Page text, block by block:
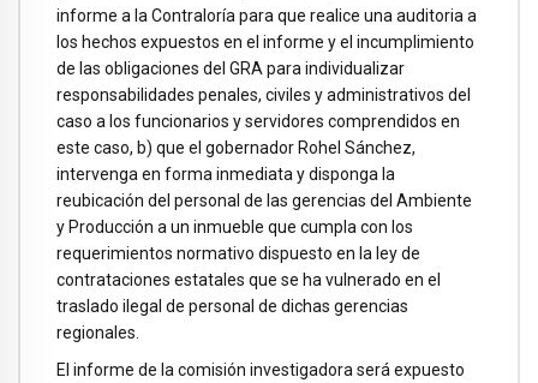
informe a la Contraloría para que realice una auditoria a
los hechos expuestos en el informe y el incumplimiento
de las obligaciones del GRA para individualizar
responsabilidades penales, civiles y administrativos del
caso a los funcionarios y servidores comprendidos en
este caso, b) que el gobernador Rohel Sánchez,
intervenga en forma inmediata y disponga la
reubicación del personal de las gerencias del Ambiente
y Producción a un inmueble que cumpla con los
requerimientos normativo dispuesto en la ley de
contrataciones estatales que se ha vulnerado en el
traslado ilegal de personal de dichas gerencias
regionales.
El informe de la comisión investigadora será expuesto